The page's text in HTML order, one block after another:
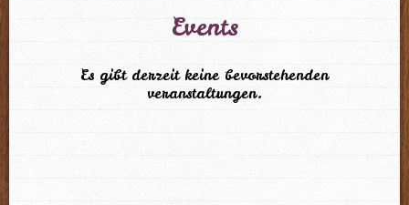
Events
Es gibt derzeit keine bevorstehenden
veranstaltungen.